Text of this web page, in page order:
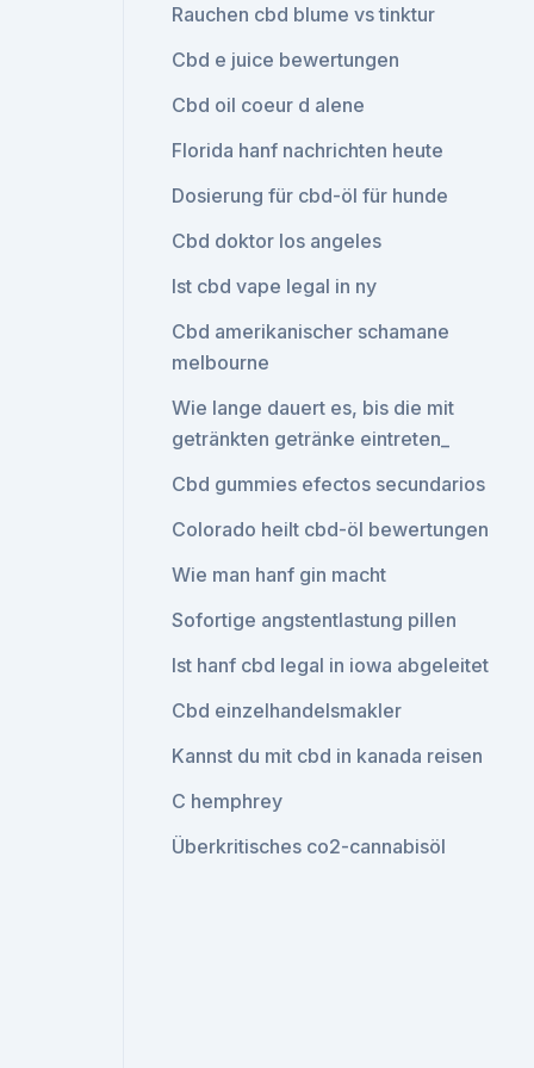
Rauchen cbd blume vs tinktur
Cbd e juice bewertungen
Cbd oil coeur d alene
Florida hanf nachrichten heute
Dosierung für cbd-öl für hunde
Cbd doktor los angeles
Ist cbd vape legal in ny
Cbd amerikanischer schamane
melbourne
Wie lange dauert es, bis die mit
getränkten getränke eintreten_
Cbd gummies efectos secundarios
Colorado heilt cbd-öl bewertungen
Wie man hanf gin macht
Sofortige angstentlastung pillen
Ist hanf cbd legal in iowa abgeleitet
Cbd einzelhandelsmakler
Kannst du mit cbd in kanada reisen
C hemphrey
Überkritisches co2-cannabisöl